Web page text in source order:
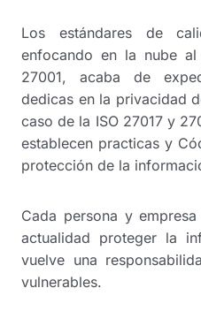
Los estándares de
enfocando en la nube
27001, acaba de
dedicas en la privacidad
caso de la ISO 27017 y
establecen practicas y
protección de la
Cada persona y
actualidad proteger la
vuelve una
vulnerables.